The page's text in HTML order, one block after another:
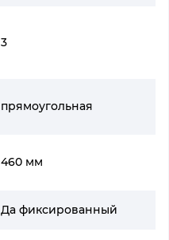
3
прямоугольная
460 мм
Да фиксированный